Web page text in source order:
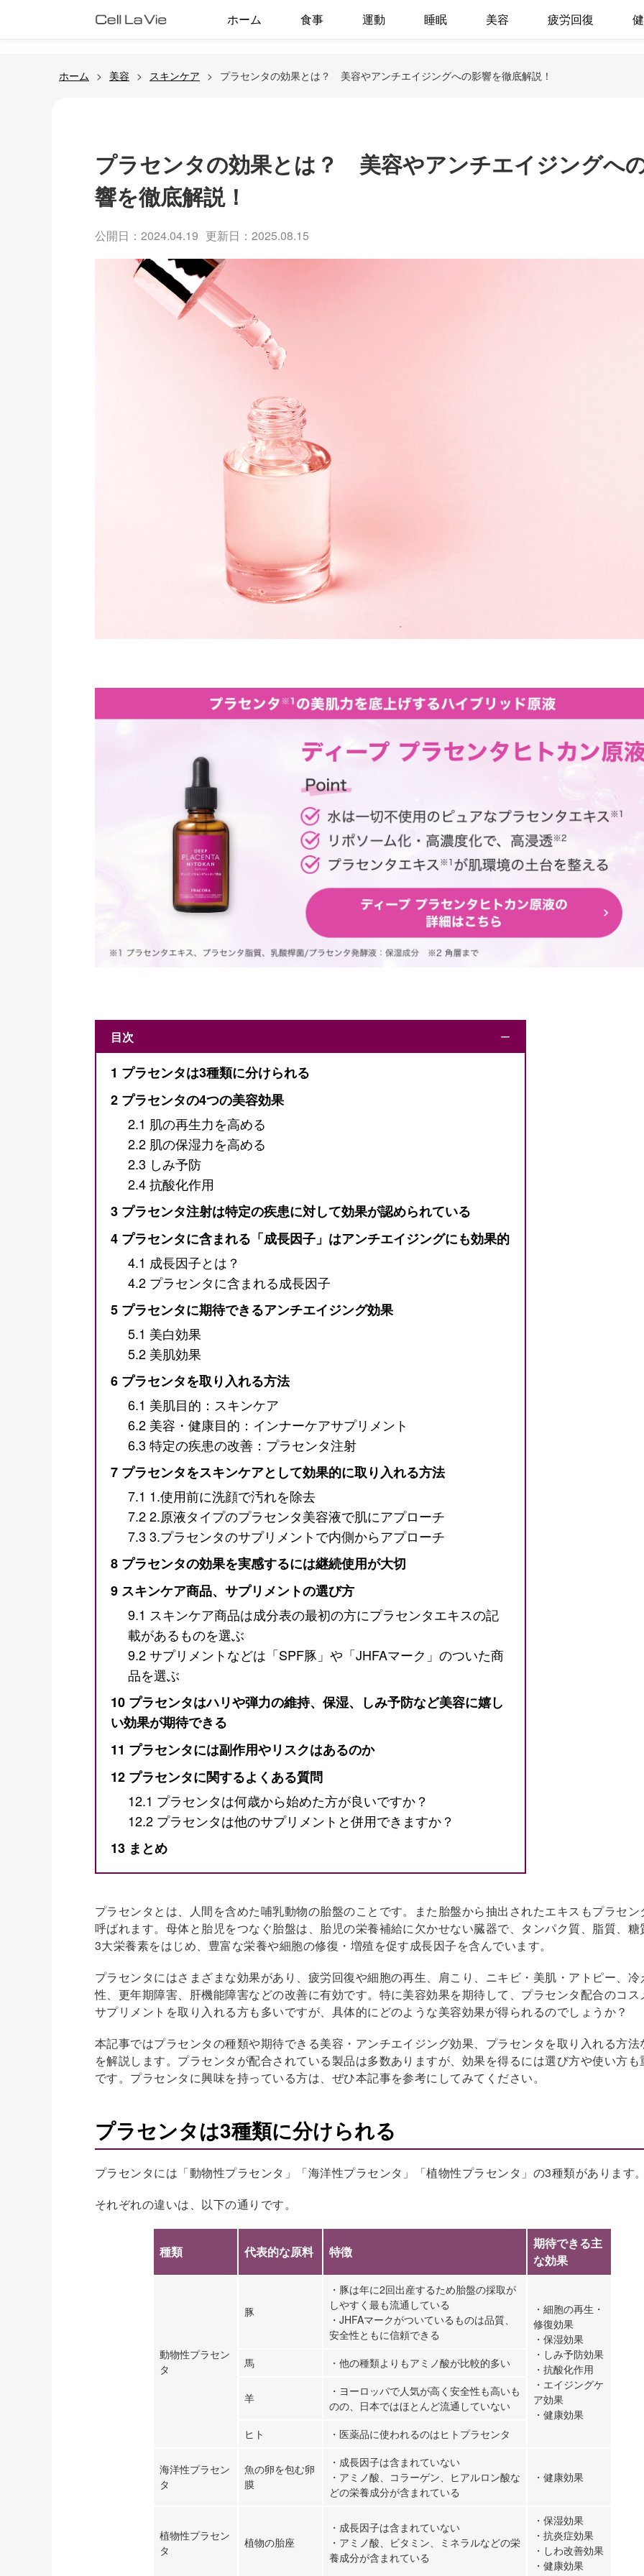
ホーム 食事 運動 睡眠 美容 疲労回復
ホーム 美容 スキンケア プラセンタの効果とは？ 美容やアンチエイジングへの影響を徹底解説！
プラセンタの効果とは？ 美容やアンチエイジングへ
響を徹底解説！
公開日：2024.04.19 更新日：2025.08.15
目次 ー
1 プラセンタは3種類に分けられる
2 プラセンタの4つの美容効果
2.1 肌の再生力を高める
2.2 肌の保湿力を高める
2.3 しみ予防
2.4抗酸化作用
3 プラセンタ注射は特定の疾患に対して効果が認められている
4 プラセンタに含まれる「成長因子」はアンチエイジングにも効果的
4.1 成長因子とは？
4.2 プラセンタに含まれる成長因子
5 プラセンタに期待できるアンチエイジング効果
5.1 美白効果
5.2 美肌効果
6 プラセンタを取り入れる方法
6.1 美肌目的：スキンケア
6.2 美容・健康目的：インナーケアサプリメント
6.3 特定の疾患の改善：プラセンタ注射
7 プラセンタをスキンケアとして効果的に取り入れる方法
7.1 1.使用前に洗顔で汚れを除去
7.22.原液タイプのプラセンタ美容液で肌にアプローチ
7.3 3.プラセンタのサプリメントで内側からアプローチ
8 プラセンタの効果を実感するには継続使用が大切
9 スキンケア商品、サプリメントの選び方
9.1 スキンケア商品は成分表の最初の方にプラセンタエキスの記
載があるものを選ぶ
9.2サプリメントなどは「SPF豚」や「JHFAマーク」のついた商
品を選ぶ
10 プラセンタはハリや弾力の維持、保湿、しみ予防など美容に嬉し
い効果が期待できる
11 プラセンタには副作用やリスクはあるのか
12 プラセンタに関するよくある質問
12.1 プラセンタは何歳から始めた方が良いですか？
12.2 プラセンタは他のサプリメントと併用できますか？
13 まとめ
プラセンタとは、人間を含めた哺乳動物の胎盤のことです。また胎盤から抽出されたエキスもプラセン
呼ばれます。母体と胎児をつなぐ胎盤は、胎児の栄養補給に欠かせない臓器で、タンパク質、脂質、糖
3大栄養素をはじめ、豊富な栄養や細胞の修復・増殖を促す成長因子を含んでいます。
プラセンタにはさまざまな効果があり、疲労回復や細胞の再生、肩こり、ニキビ・美肌・アトピー、冷
性、更年期障害、肝機能障害などの改善に有効です。特に美容効果を期待して、プラセンタ配合のコス
サプリメントを取り入れる方も多いですが、具体的にどのような美容効果が得られるのでしょうか？
本記事ではプラセンタの種類や期待できる美容・アンチエイジング効果、プラセンタを取り入れる方法
を解説します。プラセンタが配合されている製品は多数ありますが、効果を得るには選び方や使い方も
です。プラセンタに興味を持っている方は、ぜひ本記事を参考にしてみてください。
プラセンタは3種類に分けられる
プラセンタには「動物性プラセンタ」「海洋性プラセンタ」「植物性プラセンタ」の3種類があります。
それぞれの違いは、以下の通りです。
種類 代表的な原料 特徴
期待できる主
な効果
動物性プラセン
タ
豚
・豚は年に2回出産するため胎盤の採取が
しやすく最も流通している
・JHFAマークがついているものは品質、
安全性ともに信頼できる
・細胞の再生・
修復効果
・保湿効果
・しみ予防効果
・抗酸化作用
・エイジングケ
ア効果
・健康効果
馬 ・他の種類よりもアミノ酸が比較的多い
羊
・ヨーロッパで人気が高く安全性も高いも
のの、日本ではほとんど流通していない
ヒト
・医薬品に使われるのはヒトプラセンタ
海洋性プラセン
タ
魚の卵を包む卵
膜
・成長因子は含まれていない
・アミノ酸、コラーゲン、ヒアルロン酸な
どの栄養成分が含まれている
・健康効果
植物性プラセン
タ
植物の胎座
・成長因子は含まれていない
・アミノ酸、ビタミン、ミネラルなどの栄
養成分が含まれている
・保湿効果
・抗炎症効果
・しわ改善効果
・健康効果